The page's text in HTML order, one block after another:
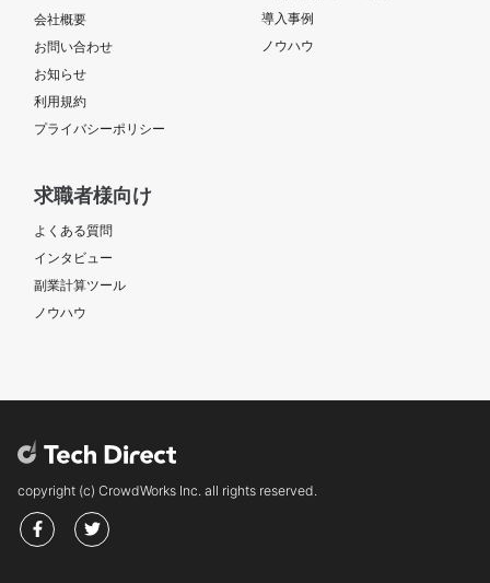
会社概要
お問い合わせ
お知らせ
利用規約
プライバシーポリシー
導入事例
ノウハウ
求職者様向け
よくある質問
インタビュー
副業計算ツール
ノウハウ
copyright (c) CrowdWorks Inc. all rights reserved.